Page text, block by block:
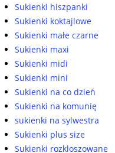
Sukienki hiszpanki
Sukienki koktajlowe
Sukienki małe czarne
Sukienki maxi
Sukienki midi
Sukienki mini
Sukienki na co dzień
Sukienki na komunię
sukienki na sylwestra
Sukienki plus size
Sukienki rozkloszowane